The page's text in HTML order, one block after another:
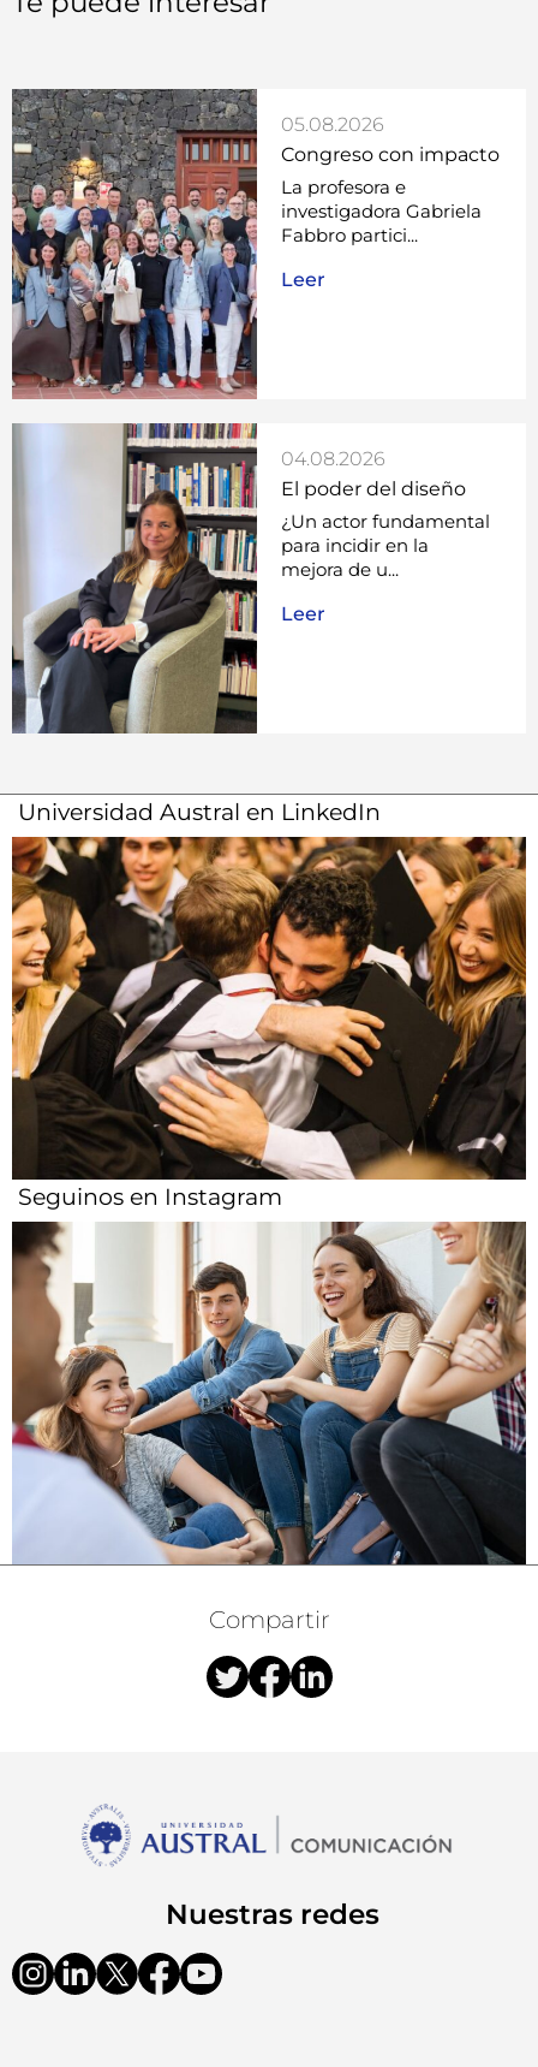
05.08.2026
Congreso con impacto
La profesora e
investigadora Gabriela
Fabbro partici...
Leer
04.08.2026
El poder del diseño
¿Un actor fundamental
para incidir en la
mejora de u...
Leer
Universidad Austral en LinkedIn
Seguinos en Instagram
Compartir
Nuestras redes